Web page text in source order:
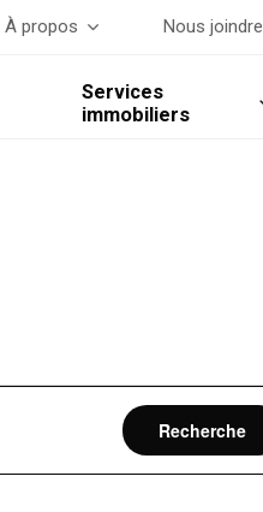
À propos Nous joindre
Services
immobiliers
Recherche